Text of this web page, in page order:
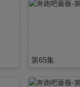
第65集